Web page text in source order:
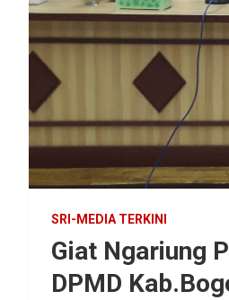
SRI-MEDIA TERKINI
Giat Ngariung
DPMD